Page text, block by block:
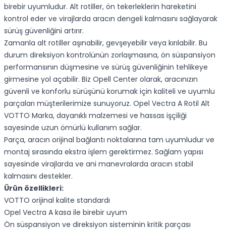
birebir uyumludur. Alt rotiller, ön tekerleklerin hareketini
kontrol eder ve virajlarda aracın dengeli kalmasını sağlayarak
sürüş güvenliğini artırır.
Zamanla alt rotiller aşınabilir, gevşeyebilir veya kırılabilir. Bu
durum direksiyon kontrolünün zorlaşmasına, ön süspansiyon
performansının düşmesine ve sürüş güvenliğinin tehlikeye
girmesine yol açabilir. Biz Opell Center olarak, aracınızın
güvenli ve konforlu sürüşünü korumak için kaliteli ve uyumlu
parçaları müşterilerimize sunuyoruz. Opel Vectra A Rotil Alt
VOTTO Marka, dayanıklı malzemesi ve hassas işçiliği
sayesinde uzun ömürlü kullanım sağlar.
Parça, aracın orijinal bağlantı noktalarına tam uyumludur ve
montaj sırasında ekstra işlem gerektirmez. Sağlam yapısı
sayesinde virajlarda ve ani manevralarda aracın stabil
kalmasını destekler.
Ürün özellikleri:
VOTTO orijinal kalite standardı
Opel Vectra A kasa ile birebir uyum
Ön süspansiyon ve direksiyon sisteminin kritik parçası